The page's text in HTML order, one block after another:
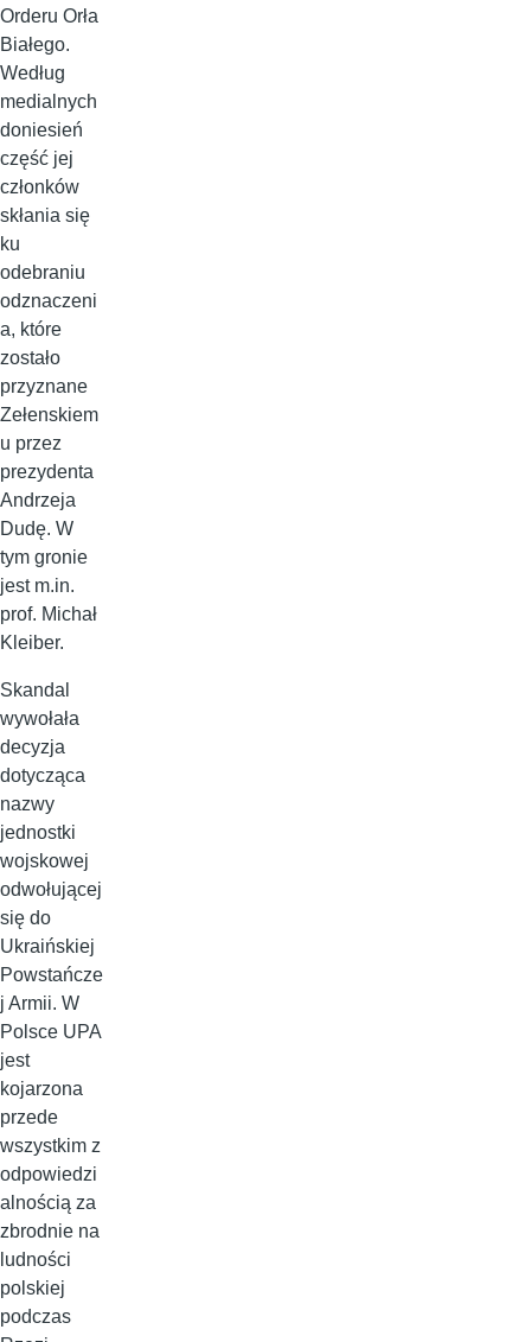
Orderu Orła
Białego.
Według
medialnych
doniesień
część jej
członków
skłania się
ku
odebraniu
odznaczeni
a, które
zostało
przyznane
Zełenskiem
u przez
prezydenta
Andrzeja
Dudę. W
tym gronie
jest m.in.
prof. Michał
Kleiber.
Skandal
wywołała
decyzja
dotycząca
nazwy
jednostki
wojskowej
odwołującej
się do
Ukraińskiej
Powstańcze
j Armii. W
Polsce UPA
jest
kojarzona
przede
wszystkim z
odpowiedzi
alnością za
zbrodnie na
ludności
polskiej
podczas